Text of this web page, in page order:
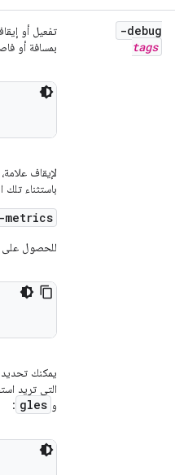
-debug
tags
تفعيل أو
بمسافة أو
لإيقاف
باستثناء
للحصول على
يمكنك تحديد
التي تريد
و gles
: